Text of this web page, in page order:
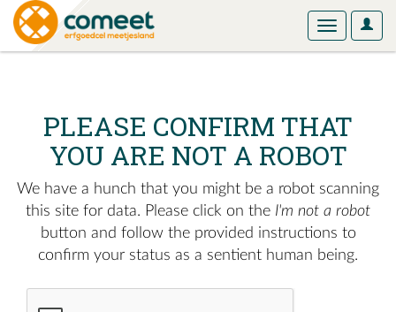
User
Toggle
PLEASE CONFIRM THAT
YOU ARE NOT A ROBOT
We have a hunch that you might be a robot scanning
this site for data. Please click on the I'm not a robot
button and follow the provided instructions to
confirm your status as a sentient human being.